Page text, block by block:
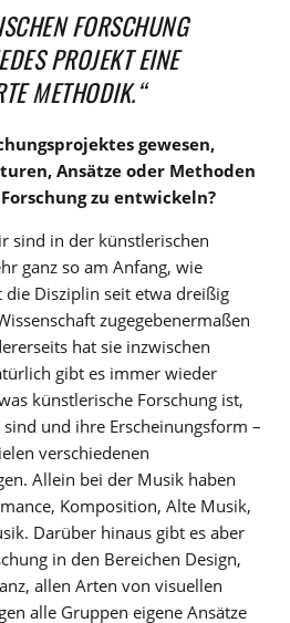
FORSCHUNG
PROJEKT EINE
METHODIK.“
gewesen,
Ansätze oder Methoden
zu entwickeln?
sind in der künstlerischen
ganz so am Anfang, wie
die Disziplin seit etwa dreißig
zugegebenermaßen
hat sie inzwischen
gibt es immer wieder
künstlerische Forschung ist,
und ihre Erscheinungsform –
verschiedenen
Allein bei der Musik haben
Komposition, Alte Musik,
Darüber hinaus gibt es aber
in den Bereichen Design,
allen Arten von visuellen
alle Gruppen eigene Ansätze